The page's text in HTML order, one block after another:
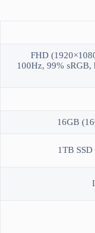
23.8" FHD
100Hz, 99% sRGB,
1TB